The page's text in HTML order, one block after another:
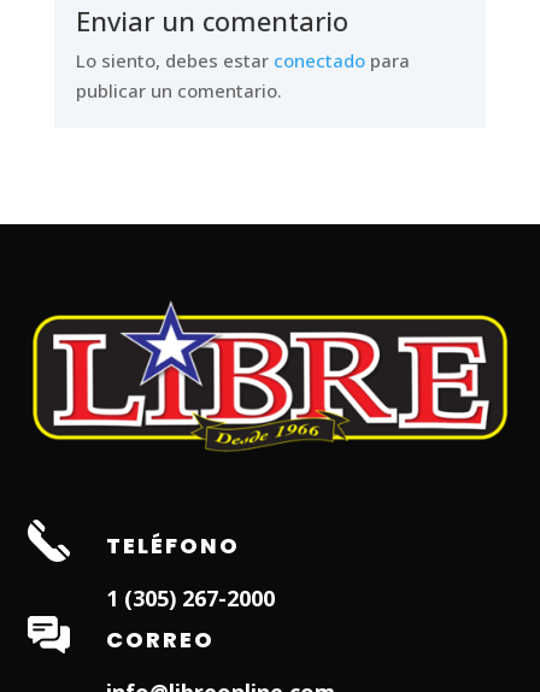
Enviar un comentario
Lo siento, debes estar conectadopara
publicar un comentario.
TELÉFONO
1 (305) 267-2000
CORREO